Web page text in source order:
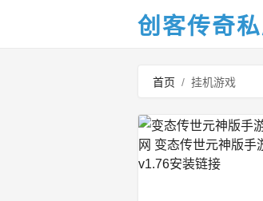
创客传奇
首页 / 挂机游戏